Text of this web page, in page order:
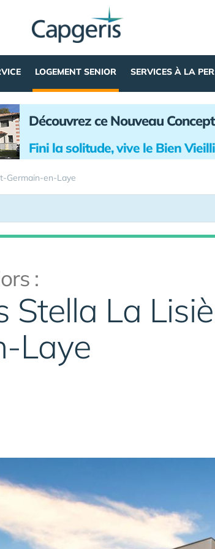
LOGEMENT SENIOR SERVICES À LA
Découvrez ce Nouveau Concept
Fini la solitude, vive le Bien
Germain-en-Laye
:
Stella La
Laye